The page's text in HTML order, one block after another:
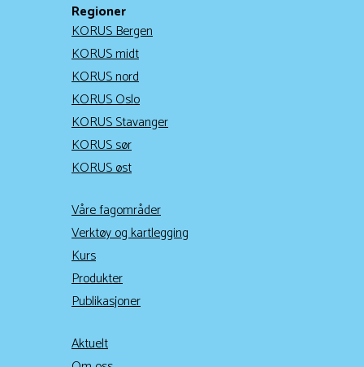
Regioner
KORUS Bergen
KORUS midt
KORUS nord
KORUS Oslo
KORUS Stavanger
KORUS sør
KORUS øst
Våre fagområder
Verktøy og kartlegging
Kurs
Produkter
Publikasjoner
Aktuelt